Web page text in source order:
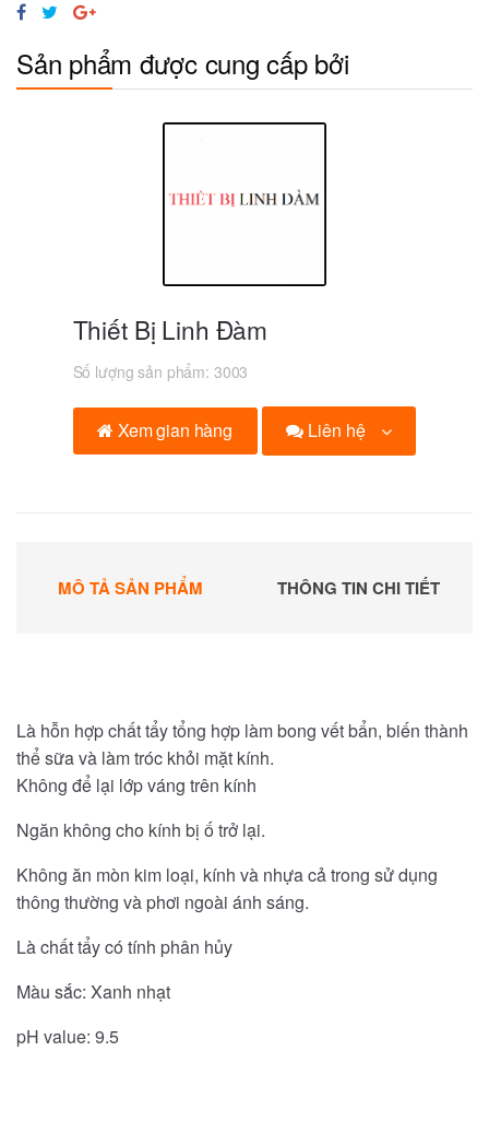
Sản phẩm được cung cấp bởi
Thiết Bị Linh Đàm
Số lượng sản phẩm: 3003
Xem gian hàng Liên hệ
MÔ TẢ SẢN PHẨM THÔNG TIN CHI TIẾT
Là hỗn hợp chất tẩy tổng hợp làm bong vết bẩn, biến thành
thể sữa và làm tróc khỏi mặt kính.
Không để lại lớp váng trên kính
Ngăn không cho kính bị ố trở lại.
Không ăn mòn kim loại, kính và nhựa cả trong sử dụng
thông thường và phơi ngoài ánh sáng.
Là chất tẩy có tính phân hủy
Màu sắc: Xanh nhạt
pH value: 9.5